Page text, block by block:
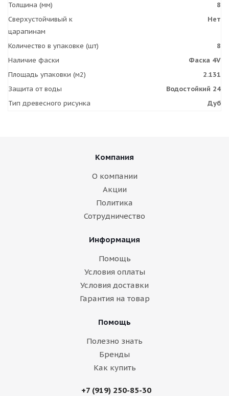
Толщина (мм)
8
Сверхустойчивый к
царапинам
Нет
Количество в упаковке (шт)
8
Наличие фаски
Фаска 4V
Площадь упаковки (м2)
2.131
Защита от воды
Водостойкий 24
Тип древесного рисунка
Дуб
Компания
О компании
Акции
Политика
Сотрудничество
Информация
Помощь
Условия оплаты
Условия доставки
Гарантия на товар
Помощь
Полезно знать
Бренды
Как купить
+7 (919) 250-85-30